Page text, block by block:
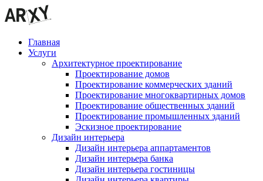
Главная
Услуги
Архитектурное проектирование
Проектирование домов
Проектирование коммерческих зданий
Проектирование многоквартирных домов
Проектирование общественных зданий
Проектирование промышленных зданий
Эскизное проектирование
Дизайн интерьера
Дизайн интерьера аппартаментов
Дизайн интерьера банка
Дизайн интерьера гостиницы